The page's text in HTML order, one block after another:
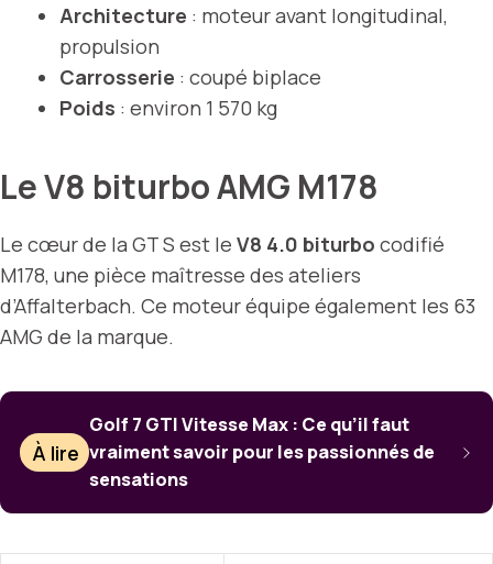
Architecture : moteur avant longitudinal,
propulsion
Carrosserie : coupé biplace
Poids : environ 1 570 kg
Le V8 biturbo AMG M178
Le cœur de la GT S est le V8 4.0 biturbo codifié
M178, une pièce maîtresse des ateliers
d’Affalterbach. Ce moteur équipe également les 63
AMG de la marque.
À lire
Golf 7 GTI Vitesse Max : Ce qu’il faut
vraiment savoir pour les passionnés de
sensations